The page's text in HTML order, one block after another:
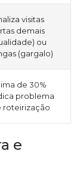
visitas
demais
ou
(gargalo)
de 30%
problema
roteirização
e